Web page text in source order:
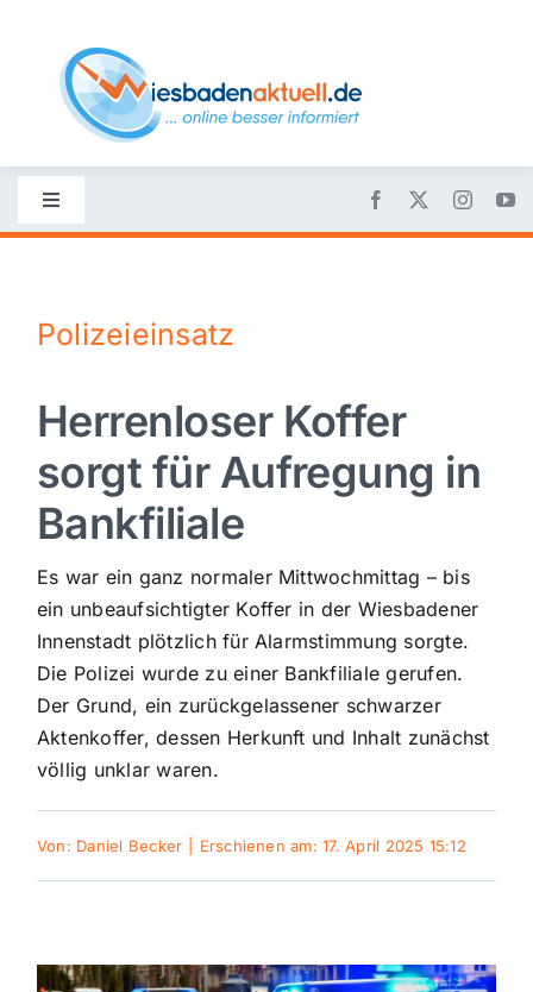
content
Toggle
Navigation
Nachrichten
Politik
Wirtschaft
Sport
Kultur
Panorama
Mein Stadtteil
Galerie
Verkehrsmeldungen
Polizeieinsatz
Herrenloser Koffer
sorgt für Aufregung in
Bankfiliale
Es war ein ganz normaler Mittwochmittag – bis
ein unbeaufsichtigter Koffer in der Wiesbadener
Innenstadt plötzlich für Alarmstimmung sorgte.
Die Polizei wurde zu einer Bankfiliale gerufen.
Der Grund, ein zurückgelassener schwarzer
Aktenkoffer, dessen Herkunft und Inhalt zunächst
völlig unklar waren.
Von: Daniel Becker Erschienen am: 17. April 2025 15:12